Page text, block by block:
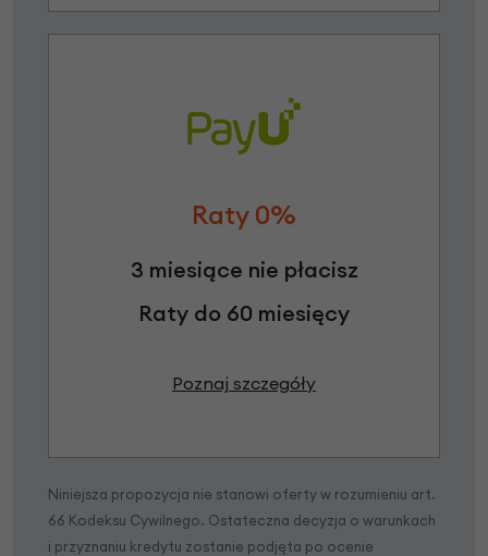
Raty 0%
3 miesiące nie płacisz
Raty do 60 miesięcy
Poznaj szczegóły
Niniejsza propozycja nie stanowi oferty w rozumieniu art.
66 Kodeksu Cywilnego. Ostateczna decyzja o warunkach
i przyznaniu kredytu zostanie podjęta po ocenie